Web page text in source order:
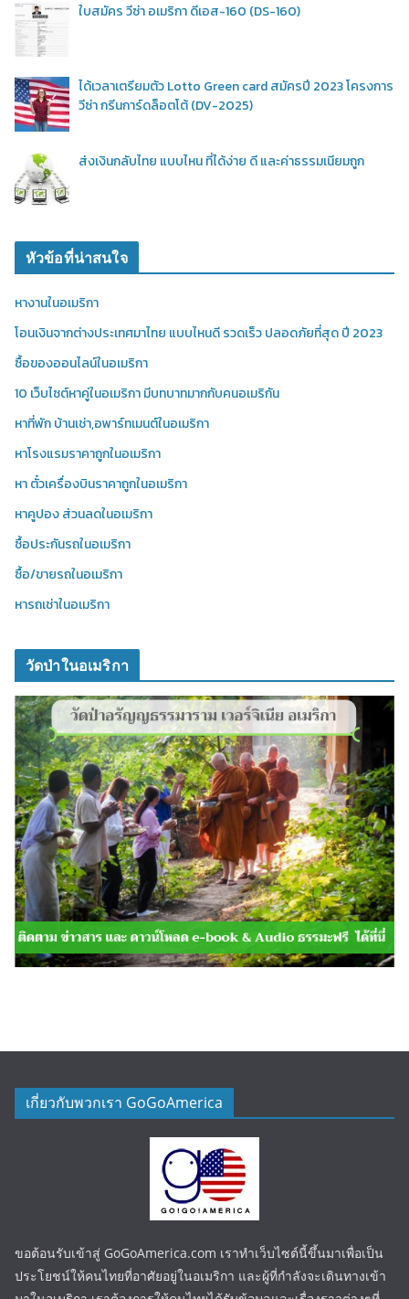
ใบสมัคร วีซ่า อเมริกา ดีเอส-160 (DS-160)
ได้เวลาเตรียมตัว Lotto Green card สมัครปี 2023 โครงการ
วีซ่า กรีนการ์ดล็อตโต้ (DV-2025)
ส่งเงินกลับไทย แบบไหน ที่ได้ง่าย ดี และค่าธรรมเนียมถูก
หัวข้อที่น่าสนใจ
หางานในอเมริกา
โอนเงินจากต่างประเทศมาไทย แบบไหนดี รวดเร็ว ปลอดภัยที่สุด ปี 2023
ซื้อของออนไลน์ในอเมริกา
10 เว็บไซต์หาคู่ในอเมริกา มีบทบาทมากกับคนอเมริกัน
หาที่พัก บ้านเช่า,อพาร์ทเมนต์ในอเมริกา
หาโรงแรมราคาถูกในอเมริกา
หา ตั๋วเครื่องบินราคาถูกในอเมริกา
หาคูปอง ส่วนลดในอเมริกา
ซื้อประกันรถในอเมริกา
ซื้อ/ขายรถในอเมริกา
หารถเช่าในอเมริกา
วัดป่าในอเมริกา
เกี่ยวกับพวกเรา GoGoAmerica
ขอต้อนรับเข้าสู่ GoGoAmerica.com เราทำเว็บไซต์นี้ขึ้นมาเพื่อเป็น
ประโยชน์ให้คนไทยที่อาศัยอยู่ในอเมริกา และผู้ที่กำลังจะเดินทางเข้า